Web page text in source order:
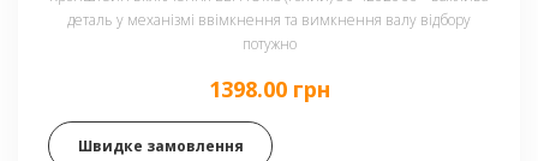
деталь у механізмі ввімкнення та вимкнення валу відбору
потужно
1398.00 грн
Швидке замовлення